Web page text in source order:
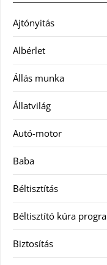
Ajtónyitás
Albérlet
Állás munka
Állatvilág
Autó-motor
Baba
Béltisztítás
Béltisztító kúra
Biztosítás